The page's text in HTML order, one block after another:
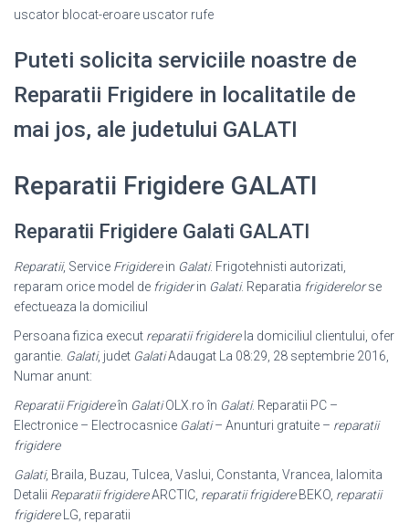
uscator blocat-eroare uscator rufe
Puteti solicita serviciile noastre de
Reparatii Frigidere in localitatile de
mai jos, ale judetului GALATI
Reparatii Frigidere GALATI
Reparatii Frigidere Galati GALATI
Reparatii, Service Frigiderein Galati. Frigotehnisti autorizati,
reparam orice model de frigiderin Galati. Reparatia frigiderelorse
efectueaza la domiciliul
Persoana fizica execut reparatii frigiderela domiciliul clientului, ofer
garantie. Galati, judet GalatiAdaugat La 08:29, 28 septembrie 2016,
Numar anunt:
Reparatii Frigidereîn GalatiOLX.ro în Galati. Reparatii PC –
Electronice – Electrocasnice Galati– Anunturi gratuite – reparatii
frigidere
Galati, Braila, Buzau, Tulcea, Vaslui, Constanta, Vrancea, Ialomita
Detalii Reparatii frigidereARCTIC, reparatii frigidereBEKO, reparatii
frigidereLG, reparatii